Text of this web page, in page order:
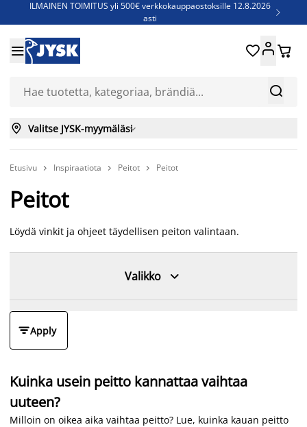
ILMAINEN TOIMITUS yli 500€ verkkokauppaostoksille 12.8.2026
asti

Jenkkisänkyjä - Säästä jopa 60%


 
 Valitse JYSK-myymäläsi
Etusivu  Inspiraatiota  Peitot  Peitot
Peitot
Löydä vinkit ja ohjeet täydellisen peiton valintaan.
Valikko 
Apply
Kuinka usein peitto kannattaa vaihtaa
uuteen?
Milloin on oikea aika vaihtaa peitto? Lue, kuinka kauan peitto